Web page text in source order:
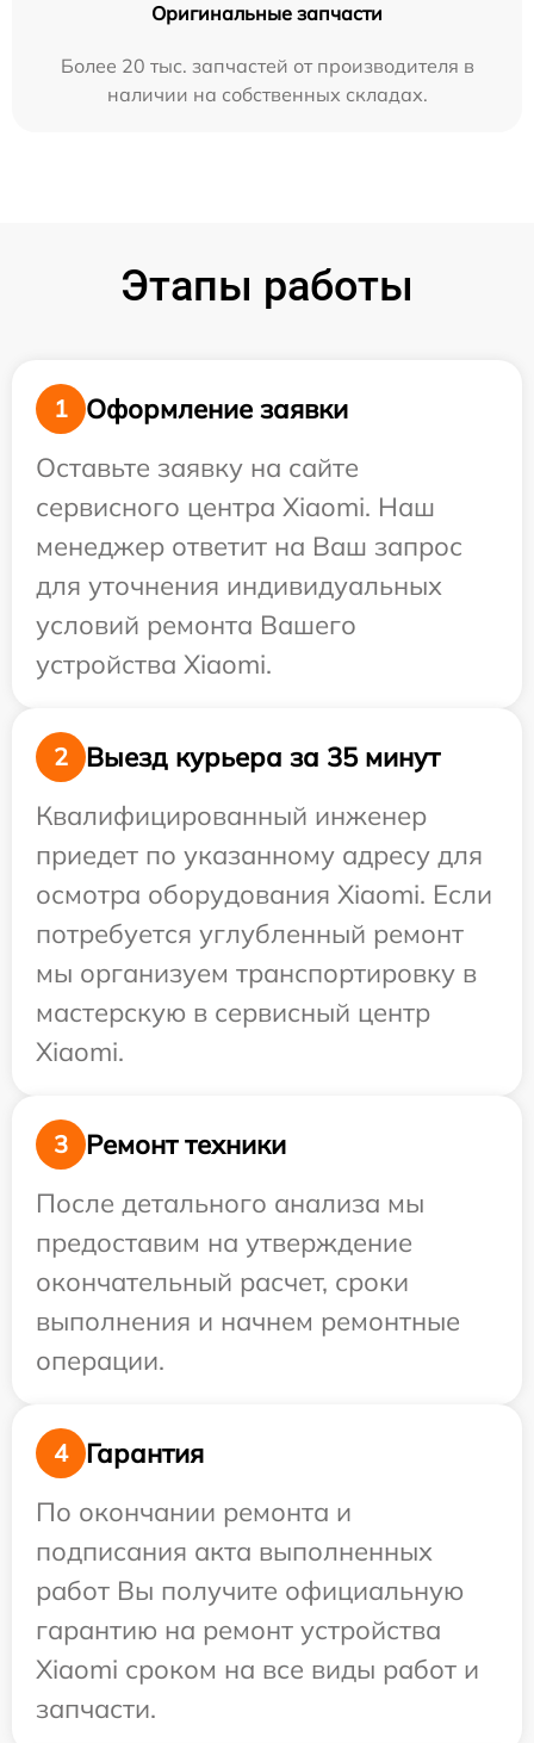
Оригинальные запчасти
Более 20 тыс. запчастей от производителя в
наличии на собственных складах.
Этапы работы
1
Оформление заявки
Оставьте заявку на сайте
сервисного центра Xiaomi. Наш
менеджер ответит на Ваш запрос
для уточнения индивидуальных
условий ремонта Вашего
устройства Xiaomi.
2
Выезд курьера за 35 минут
Квалифицированный инженер
приедет по указанному адресу для
осмотра оборудования Xiaomi. Если
потребуется углубленный ремонт
мы организуем транспортировку в
мастерскую в сервисный центр
Xiaomi.
3
Ремонт техники
После детального анализа мы
предоставим на утверждение
окончательный расчет, сроки
выполнения и начнем ремонтные
операции.
4
Гарантия
По окончании ремонта и
подписания акта выполненных
работ Вы получите официальную
гарантию на ремонт устройства
Xiaomi сроком на все виды работ и
запчасти.